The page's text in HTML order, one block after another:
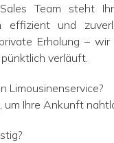
Team steht
effizient und
Erholung –
verläuft.
Limousinenservice?
Ihre Ankunft